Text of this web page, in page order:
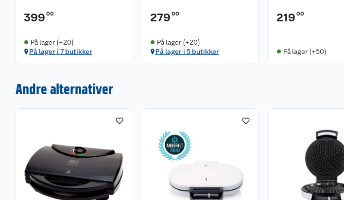
399 00
På lager (+20)
På lager i 7 butikker
279 00
På lager (+20)
På lager i 5 butikker
219 00
På lager (+50)
Andre alternativer